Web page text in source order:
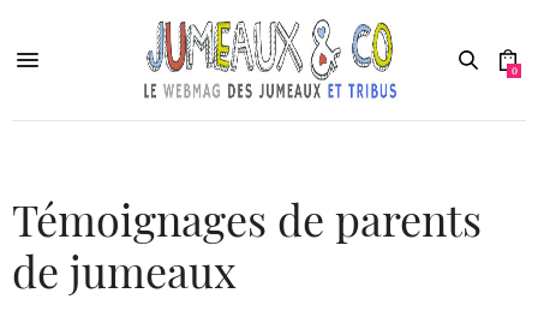
0
Témoignages de parents
de jumeaux